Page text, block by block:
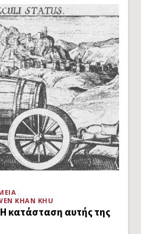
KHAN KHU
κατάσταση αυτής της